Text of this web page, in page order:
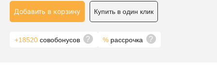
Добавить в корзину Купить в один клик
+18520 совобонусов ? % рассрочка ?